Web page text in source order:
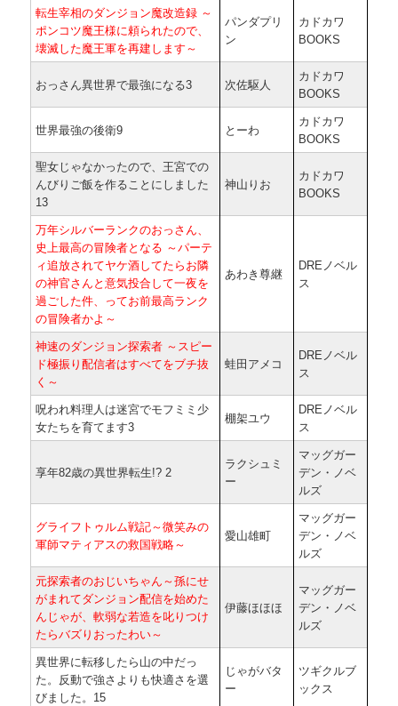
転生宰相のダンジョン魔改造録 ～
ポンコツ魔王様に頼られたので、
壊滅した魔王軍を再建します～
パンダプリ
ン
カドカワ
BOOKS
おっさん異世界で最強になる3 次佐駆人
カドカワ
BOOKS
世界最強の後衛9 とーわ
カドカワ
BOOKS
聖女じゃなかったので、王宮での
んびりご飯を作ることにしました
13
神山りお
カドカワ
BOOKS
万年シルバーランクのおっさん、
史上最高の冒険者となる ～パーテ
ィ追放されてヤケ酒してたらお隣
の神官さんと意気投合して一夜を
過ごした件、ってお前最高ランク
の冒険者かよ～
あわき尊継
DREノベル
ス
神速のダンジョン探索者 ～スピー
ド極振り配信者はすべてをブチ抜
く～
蛙田アメコ
DREノベル
ス
呪われ料理人は迷宮でモフミミ少
女たちを育てます3
棚架ユウ
DREノベル
ス
享年82歳の異世界転生!? 2
ラクシュミ
ー
マッグガー
デン・ノベ
ルズ
グライフトゥルム戦記～微笑みの
軍師マティアスの救国戦略～
愛山雄町
マッグガー
デン・ノベ
ルズ
元探索者のおじいちゃん～孫にせ
がまれてダンジョン配信を始めた
んじゃが、軟弱な若造を叱りつけ
たらバズりおったわい～
伊藤ほほほ
マッグガー
デン・ノベ
ルズ
異世界に転移したら山の中だっ
た。反動で強さよりも快適さを選
びました。15
じゃがバタ
ー
ツギクルブ
ックス